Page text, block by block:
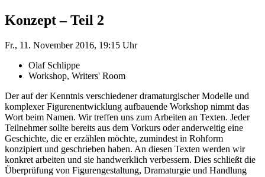
Konzept – Teil 2
Fr., 11. November 2016, 19:15 Uhr
Olaf Schlippe
Workshop, Writers' Room
Der auf der Kenntnis verschiedener dramaturgischer Modelle und
komplexer Figurenentwicklung aufbauende Workshop nimmt das
Wort beim Namen. Wir treffen uns zum Arbeiten an Texten. Jeder
Teilnehmer sollte bereits aus dem Vorkurs oder anderweitig eine
Geschichte, die er erzählen möchte, zumindest in Rohform
konzipiert und geschrieben haben. An diesen Texten werden wir
konkret arbeiten und sie handwerklich verbessern. Dies schließt die
Überprüfung von Figurengestaltung, Dramaturgie und Handlung